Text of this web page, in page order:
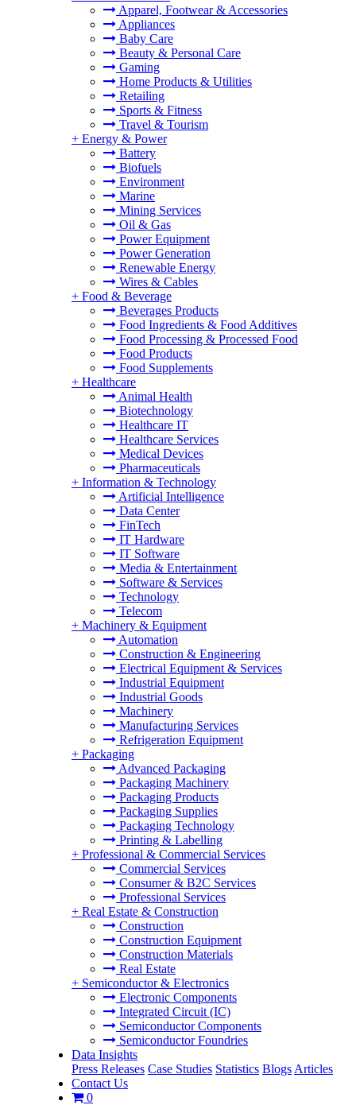
Apparel, Footwear & Accessories
Appliances
Baby Care
Beauty & Personal Care
Gaming
Home Products & Utilities
Retailing
Sports & Fitness
Travel & Tourism
+ Energy & Power
Battery
Biofuels
Environment
Marine
Mining Services
Oil & Gas
Power Equipment
Power Generation
Renewable Energy
Wires & Cables
+ Food & Beverage
Beverages Products
Food Ingredients & Food Additives
Food Processing & Processed Food
Food Products
Food Supplements
+ Healthcare
Animal Health
Biotechnology
Healthcare IT
Healthcare Services
Medical Devices
Pharmaceuticals
+ Information & Technology
Artificial Intelligence
Data Center
FinTech
IT Hardware
IT Software
Media & Entertainment
Software & Services
Technology
Telecom
+ Machinery & Equipment
Automation
Construction & Engineering
Electrical Equipment & Services
Industrial Equipment
Industrial Goods
Machinery
Manufacturing Services
Refrigeration Equipment
+ Packaging
Advanced Packaging
Packaging Machinery
Packaging Products
Packaging Supplies
Packaging Technology
Printing & Labelling
+ Professional & Commercial Services
Commercial Services
Consumer & B2C Services
Professional Services
+ Real Estate & Construction
Construction
Construction Equipment
Construction Materials
Real Estate
+ Semiconductor & Electronics
Electronic Components
Integrated Circuit (IC)
Semiconductor Components
Semiconductor Foundries
Data Insights
Press Releases Case Studies Statistics Blogs Articles
Contact Us
0